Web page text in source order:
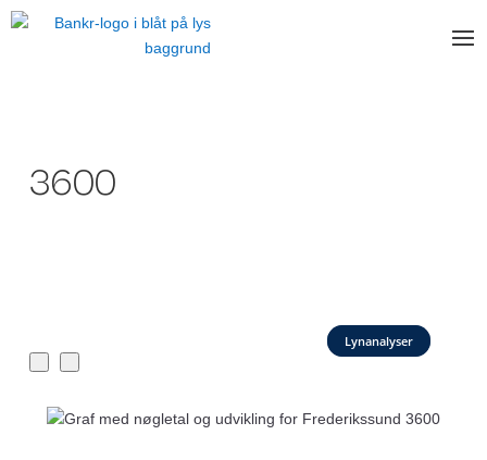
3600
Lynanalyser